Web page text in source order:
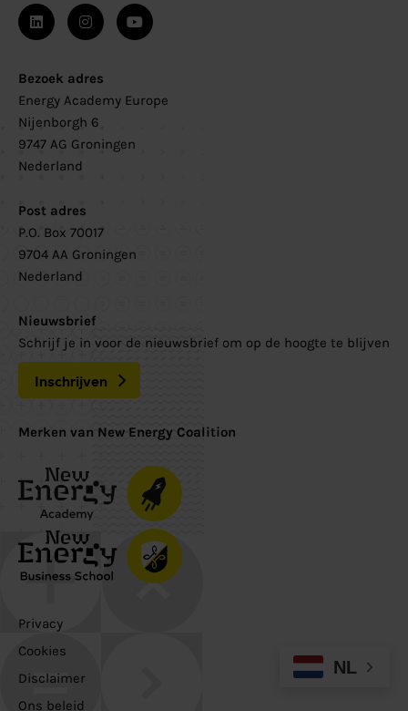
Bezoek adres
Energy Academy Europe
Nijenborgh 6
9747 AG Groningen
Nederland
Post adres
P.O. Box 70017
9704 AA Groningen
Nederland
Nieuwsbrief
Schrijf je in voor de nieuwsbrief om op de hoogte te blijven
Inschrijven
Merken van New Energy Coalition
Privacy
Cookies
Disclaimer
Ons beleid
NL